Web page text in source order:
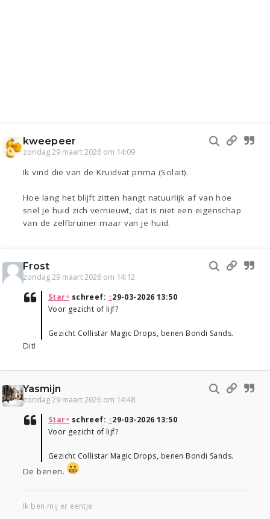
kweepeer
zondag 29 maart 2026 om 14:09
Ik vind die van de Kruidvat prima (Solait).
Hoe lang het blijft zitten hangt natuurlijk af van hoe
snel je huid zich vernieuwt, dat is niet een eigenschap
van de zelfbruiner maar van je huid.
Frost
zondag 29 maart 2026 om 14:12
Star⁴ schreef: ↑29-03-2026 13:50
Voor gezicht of lijf?
Gezicht Collistar Magic Drops, benen Bondi Sands.
Dit!
Yasmijn
zondag 29 maart 2026 om 14:48
Star⁴ schreef: ↑29-03-2026 13:50
Voor gezicht of lijf?
Gezicht Collistar Magic Drops, benen Bondi Sands.
De benen.
Ik ben mij er eentje